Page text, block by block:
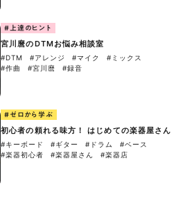
#上達のヒント
宮川麿のDTMお悩み相談室
#DTM #アレンジ #マイク
#ミックス
#作曲
#宮川麿 #録音
#ゼロから学ぶ
初心者の頼れる味方！ はじめての楽器屋さん
#キーボード #ギター #ドラム
#ベース
#楽器初心者
#楽器屋さん #楽器店